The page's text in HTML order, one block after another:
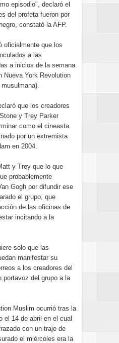
episodio", declaró el
del profeta fueron por
constató la AFP.
oficialmente que los
a las
a inicios de la semana
Nueva York Revolution
que los creadores
y Trey Parker
como el cineasta
por un extremista
en 2004.
y Trey que lo que
probablemente
Gogh por difundir ese
el grupo, que
de las oficinas de
incitando a la
solo que las
manifestar su
a los creadores del
portavoz del grupo a la
Muslim ocurrió tras la
el 14 de abril en el cual
con un traje de
el miércoles era la